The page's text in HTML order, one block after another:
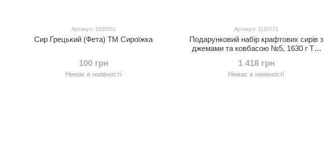
Артикул: 1500551
Сир Грецький (Фета) ТМ Сироїжка
100 грн
Немає в наявності
Артикул: 1120771
Подарунковий набір крафтових сирів з
джемами та ковбасою №5, 1630 г ТМ
1 418 грн
Немає в наявності